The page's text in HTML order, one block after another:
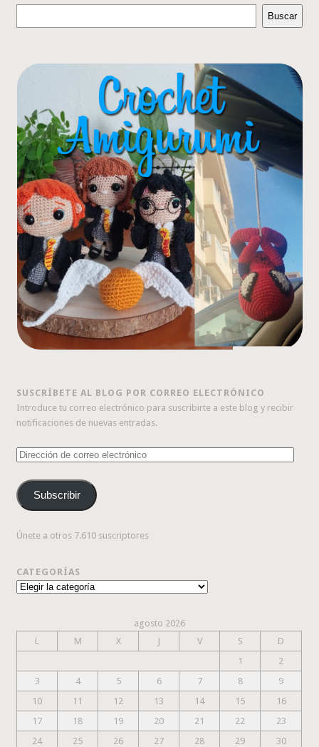
Buscar
SUSCRÍBETE AL BLOG POR CORREO ELECTRÓNICO
Introduce tu correo electrónico para suscribirte a este blog y recibir
notificaciones de nuevas entradas.
Dirección
correo
electrónico
Subscribir
Únete a otros 7.610 suscriptores
CATEGORÍAS
Categorías
agosto 2026
L
M X J V S
D
1
2
3
4 5 6 7 8
9
10
11 12 13 14 15
16
17
18 19 20 21 22
23
24
25 26 27 28 29
30